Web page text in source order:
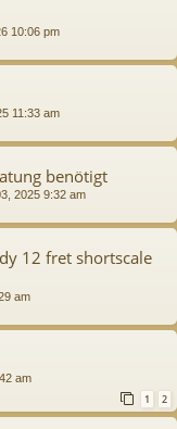
10:06 pm
11:33 am
benötigt
2025 9:32 am
12 fret shortscale
am
am
1 2